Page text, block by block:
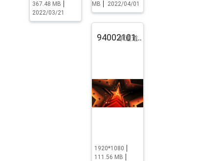
367.48 MB
2022/03/21
MB
2022/04/01
94002101.pst.zip
单通道
1920*1080
111.56 MB